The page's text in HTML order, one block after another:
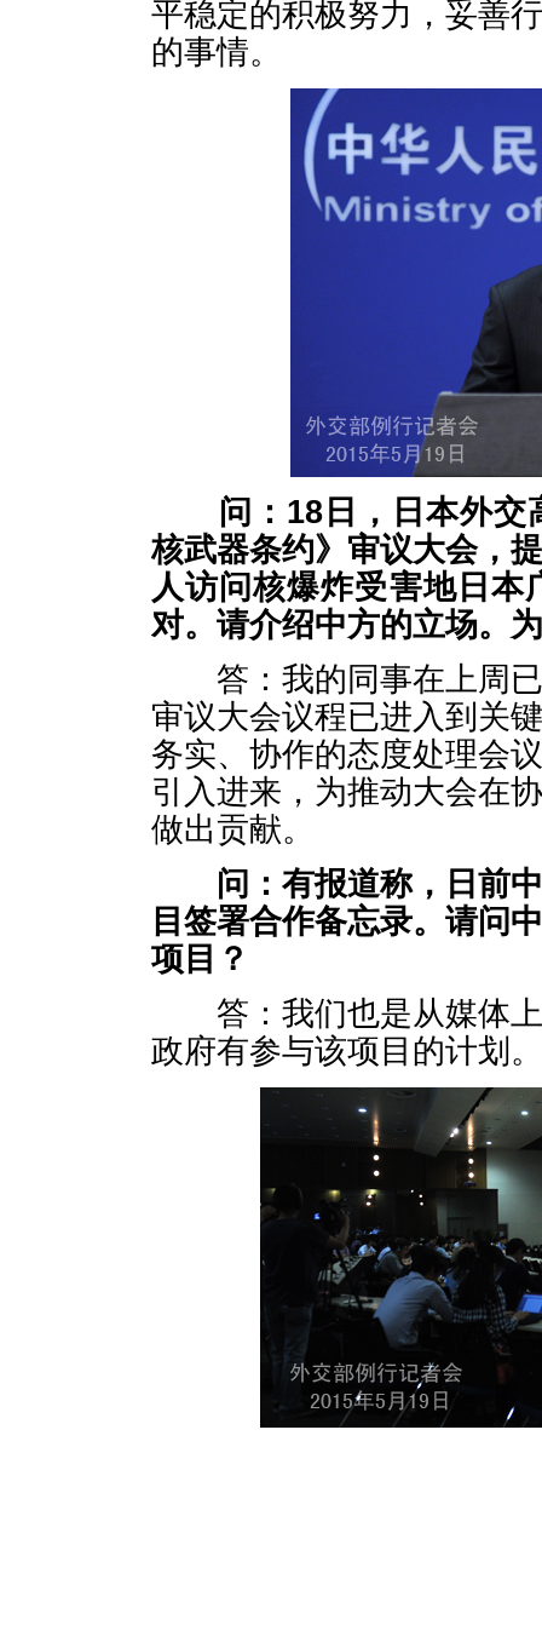
平稳定的积极努力，妥善
的事情。
问： 18日， 日本外
核武器条约》审议大会，
人访问核爆炸受害地日本
对。 请介绍中方的立场。 为
答：我的同事在上周已
审议大会议程已进入到关
务实、协作的态度处理会
引入进来，为推动大会在
做出贡献。
问： 有报道称，日前
目签署合作备忘录。请问
项目？
答：我们也是从媒体上
政府有参与该项目的计划。